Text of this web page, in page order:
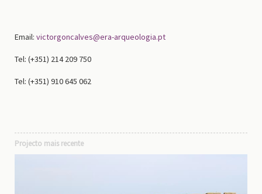
Email: victorgoncalves@era-arqueologia.pt
Tel: (+351) 214 209 750
Tel: (+351) 910 645 062
Projecto mais recente